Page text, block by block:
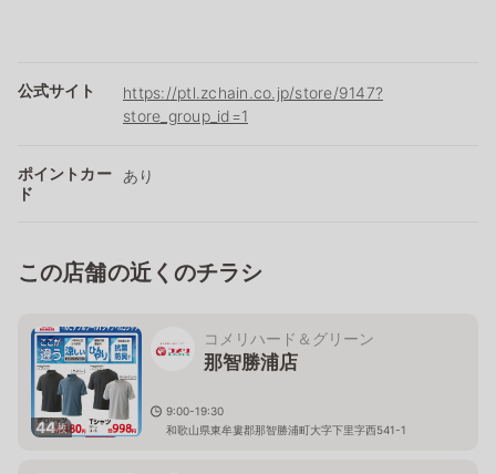
公式サイト
https://ptl.zchain.co.jp/store/9147?
store_group_id=1
ポイントカー
ド
あり
この店舗の近くのチラシ
44枚
コメリハード＆グリーン
那智勝浦店
9:00-19:30
和歌山県東牟婁郡那智勝浦町大字下里字西541-1